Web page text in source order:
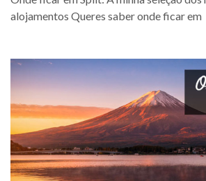
alojamentos Queres saber onde ficar em